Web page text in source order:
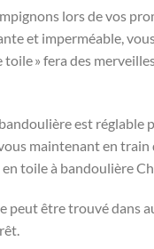
lors de vos
et imperméable,
» fera des
est
maintenant en
toile à bandoulière
être trouvé dans